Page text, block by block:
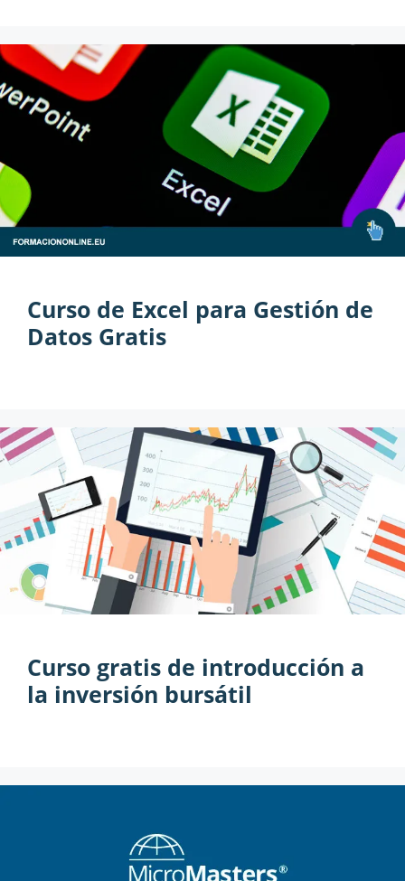
Curso de Excel para Gestión de
Datos Gratis
Curso gratis de introducción a
la inversión bursátil